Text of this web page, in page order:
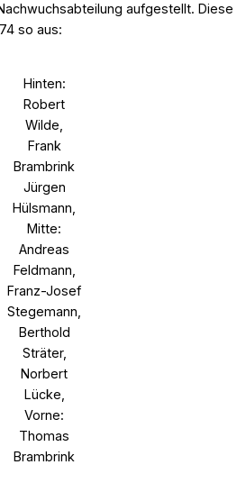
aufgestellt. Diese
so aus:
Hinten:
Robert
Wilde,
Frank
Brambrink
Jürgen
Hülsmann,
Mitte:
Andreas
Feldmann,
Franz-Josef
Stegemann,
Berthold
Sträter,
Norbert
Lücke,
Vorne:
Thomas
Brambrink